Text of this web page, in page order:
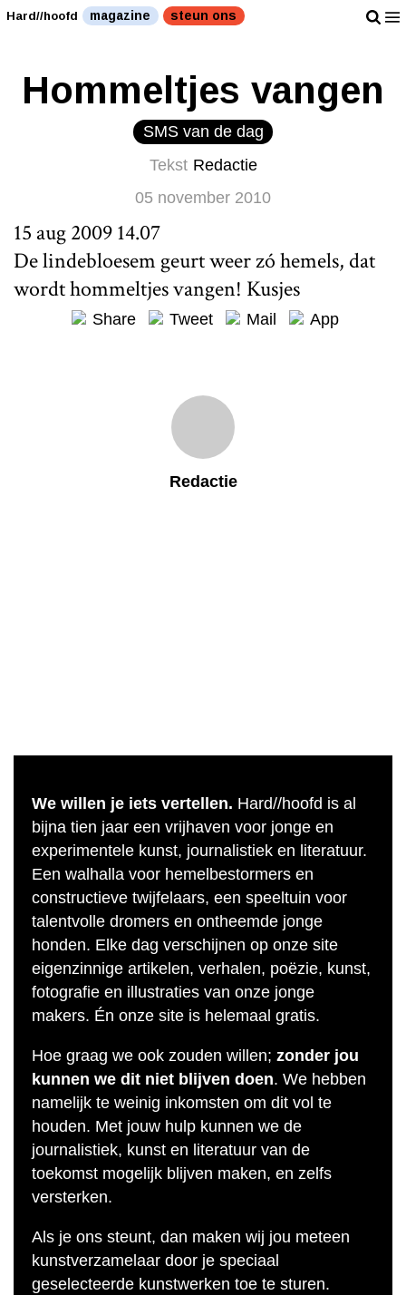
Hard//hoofd magazine steun ons
Hommeltjes vangen
SMS van de dag
Tekst Redactie
05 november 2010
15 aug 2009 14.07
De lindebloesem geurt weer zó hemels, dat
wordt hommeltjes vangen! Kusjes
Share Tweet Mail App
Redactie
We willen je iets vertellen. Hard//hoofd is al
bijna tien jaar een vrijhaven voor jonge en
experimentele kunst, journalistiek en literatuur.
Een walhalla voor hemelbestormers en
constructieve twijfelaars, een speeltuin voor
talentvolle dromers en ontheemde jonge
honden. Elke dag verschijnen op onze site
eigenzinnige artikelen, verhalen, poëzie, kunst,
fotografie en illustraties van onze jonge
makers. Én onze site is helemaal gratis.
Hoe graag we ook zouden willen; zonder jou
kunnen we dit niet blijven doen. We hebben
namelijk te weinig inkomsten om dit vol te
houden. Met jouw hulp kunnen we de
journalistiek, kunst en literatuur van de
toekomst mogelijk blijven maken, en zelfs
versterken.
Als je ons steunt, dan maken wij jou meteen
kunstverzamelaar door je speciaal
geselecteerde kunstwerken toe te sturen.